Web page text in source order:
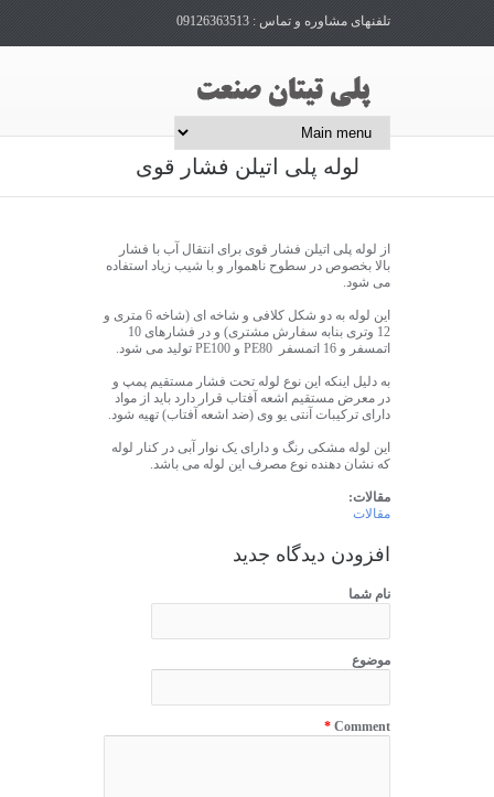
تلفنهای مشاوره و تماس : 09126363513
لوله پلی اتیلن فشار قوی
از لوله پلی اتیلن فشار قوی برای انتقال آب با فشار
بالا بخصوص در سطوح ناهموار و با شیب زیاد استفاده
می شود.
این لوله به دو شکل کلافی و شاخه ای (شاخه 6 متری و
12 وتری بنابه سفارش مشتری) و در فشارهای 10
اتمسفر و 16 اتمسفر PE80 و PE100 تولید می شود.
به دلیل اینکه این نوع لوله تحت فشار مستقیم پمپ و
در معرض مستقیم اشعه آفتاب قرار دارد باید از مواد
دارای ترکیبات آنتی یو وی (ضد اشعه آفتاب) تهیه شود.
این لوله مشکی رنگ و دارای یک نوار آبی در کنار لوله
که نشان دهنده نوع مصرف این لوله می باشد.
مقالات:
مقالات
افزودن دیدگاه جدید
نام شما
موضوع
Comment
*